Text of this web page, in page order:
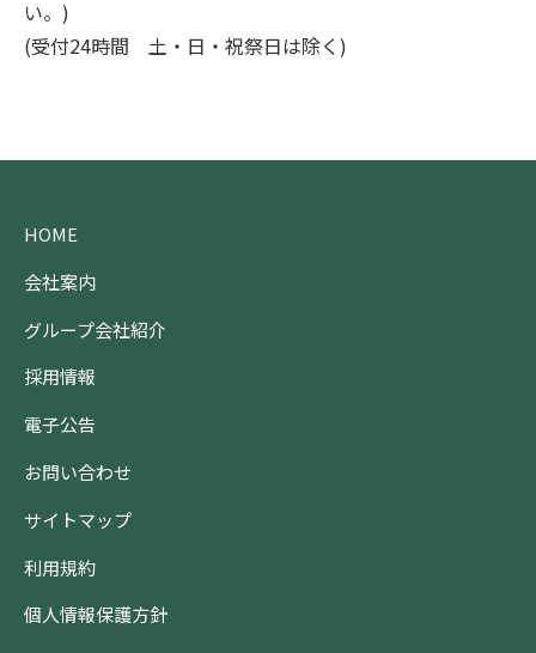
い。)
(受付24時間 土・日・祝祭日は除く)
HOME
会社案内
グループ会社紹介
採用情報
電子公告
お問い合わせ
サイトマップ
利用規約
個人情報保護方針